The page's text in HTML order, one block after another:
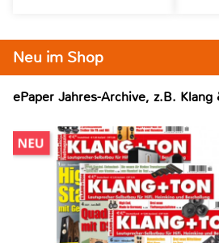
Neu im Shop
ePaper Jahres-Archive, z.B. Klang